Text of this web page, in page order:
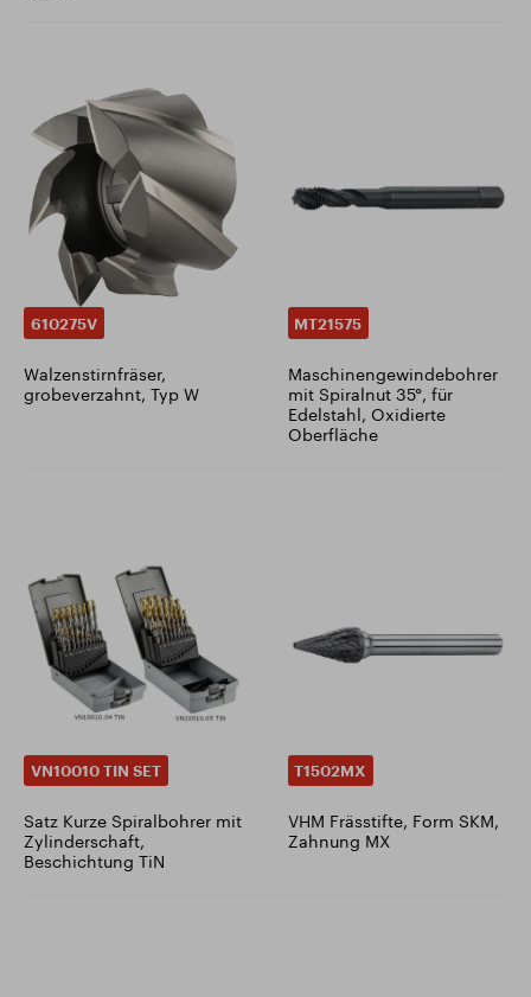
610275V
Walzenstirnfräser,
grobeverzahnt, Typ W
MT21575
Maschinengewindebohrer
mit Spiralnut 35°, für
Edelstahl, Oxidierte
Oberfläche
VN10010 TIN SET
Satz Kurze Spiralbohrer mit
Zylinderschaft,
Beschichtung TiN
T1502MX
VHM Frässtifte, Form SKM,
Zahnung MX